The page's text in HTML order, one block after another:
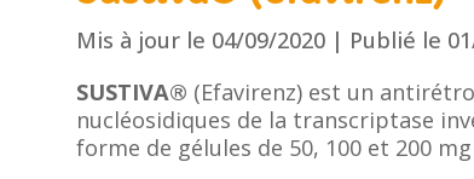
Mis à jour le 04/09/2020 | Publié le
SUSTIVA® (Efavirenz) est un
nucléosidiques de la transcriptase
forme de gélules de 50, 100 et 200